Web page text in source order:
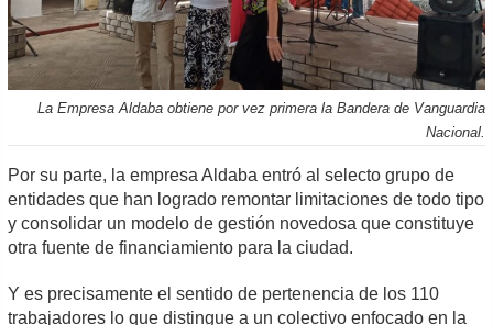
La Empresa Aldaba obtiene por vez primera la Bandera de Vanguardia
Nacional.
Por su parte, la empresa Aldaba entró al selecto grupo de
entidades que han logrado remontar limitaciones de todo tipo
y consolidar un modelo de gestión novedosa que constituye
otra fuente de financiamiento para la ciudad.
Y es precisamente el sentido de pertenencia de los 110
trabajadores lo que distingue a un colectivo enfocado en la